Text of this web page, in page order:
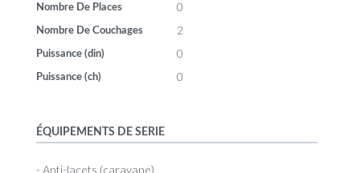
Nombre De Places 0
Nombre De Couchages 2
Puissance (din) 0
Puissance (ch) 0
ÉQUIPEMENTS DE SERIE
- Anti-lacets (caravane)